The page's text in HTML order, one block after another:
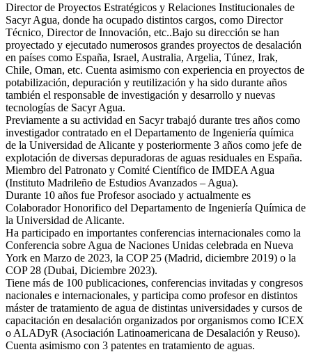
Director de Proyectos Estratégicos y Relaciones Institucionales de
Sacyr Agua, donde ha ocupado distintos cargos, como Director
Técnico, Director de Innovación, etc..Bajo su dirección se han
proyectado y ejecutado numerosos grandes proyectos de desalación
en países como España, Israel, Australia, Argelia, Túnez, Irak,
Chile, Oman, etc. Cuenta asimismo con experiencia en proyectos de
potabilización, depuración y reutilización y ha sido durante años
también el responsable de investigación y desarrollo y nuevas
tecnologías de Sacyr Agua.
Previamente a su actividad en Sacyr trabajó durante tres años como
investigador contratado en el Departamento de Ingeniería química
de la Universidad de Alicante y posteriormente 3 años como jefe de
explotación de diversas depuradoras de aguas residuales en España.
Miembro del Patronato y Comité Científico de IMDEA Agua
(Instituto Madrileño de Estudios Avanzados – Agua).
Durante 10 años fue Profesor asociado y actualmente es
Colaborador Honorifico del Departamento de Ingeniería Química de
la Universidad de Alicante.
Ha participado en importantes conferencias internacionales como la
Conferencia sobre Agua de Naciones Unidas celebrada en Nueva
York en Marzo de 2023, la COP 25 (Madrid, diciembre 2019) o la
COP 28 (Dubai, Diciembre 2023).
Tiene más de 100 publicaciones, conferencias invitadas y congresos
nacionales e internacionales, y participa como profesor en distintos
máster de tratamiento de agua de distintas universidades y cursos de
capacitación en desalación organizados por organismos como ICEX
o ALADyR (Asociación Latinoamericana de Desalación y Reuso).
Cuenta asimismo con 3 patentes en tratamiento de aguas.